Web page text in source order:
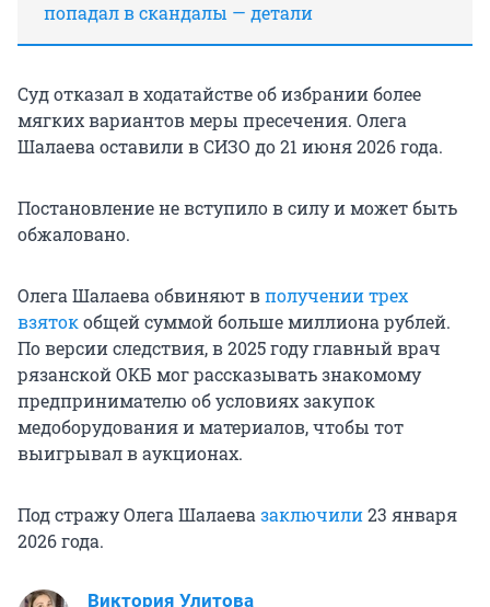
попадал в скандалы — детали
Суд отказал в ходатайстве об избрании более
мягких вариантов меры пресечения. Олега
Шалаева оставили в СИЗО до 21 июня 2026 года.
Постановление не вступило в силу и может быть
обжаловано.
Олега Шалаева обвиняют вполучении трех
взятокобщей суммой больше миллиона рублей.
По версии следствия, в 2025 году главный врач
рязанской ОКБ мог рассказывать знакомому
предпринимателю об условиях закупок
медоборудования и материалов, чтобы тот
выигрывал в аукционах.
Под стражу Олега Шалаева заключили23 января
2026 года.
Виктория Улитова